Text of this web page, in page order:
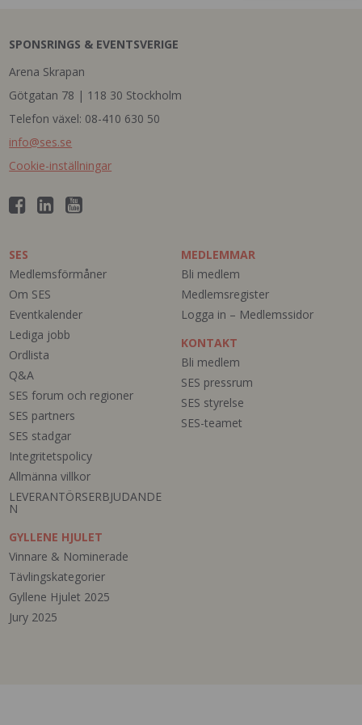
SPONSRINGS & EVENTSVERIGE
Arena Skrapan
Götgatan 78 | 118 30 Stockholm
Telefon växel: 08-410 630 50
info@ses.se
Cookie-inställningar
SES
Medlemsförmåner
Om SES
Eventkalender
Lediga jobb
Ordlista
Q&A
SES forum och regioner
SES partners
SES stadgar
Integritetspolicy
Allmänna villkor
LEVERANTÖRSERBJUDANDE
N
MEDLEMMAR
Bli medlem
Medlemsregister
Logga in – Medlemssidor
GYLLENE HJULET
Vinnare & Nominerade
Tävlingskategorier
Gyllene Hjulet 2025
Jury 2025
KONTAKT
Bli medlem
SES pressrum
SES styrelse
SES-teamet